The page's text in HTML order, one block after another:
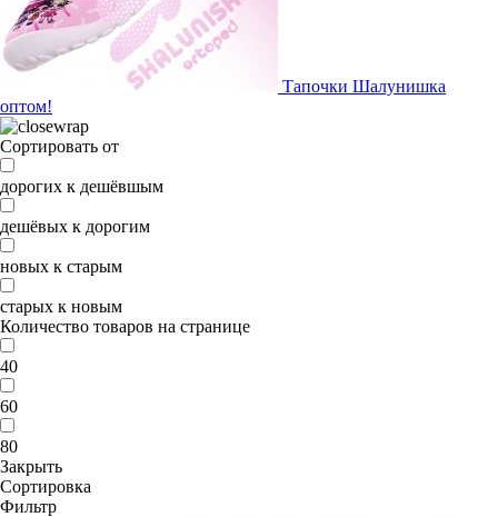
Тапочки Шалунишка
оптом!
Сортировать от
дорогих к дешёвшым
дешёвых к дорогим
новых к старым
старых к новым
Количество товаров на странице
40
60
80
Закрыть
Сортировка
Фильтр